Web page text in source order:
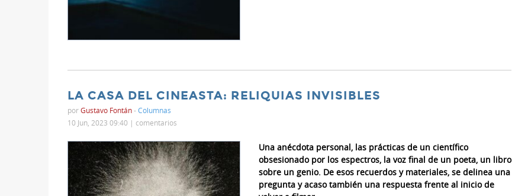
LA CASA DEL CINEASTA: RELIQUIAS INVISIBLES
porGustavo Fontán-Columnas
10 Jun, 2023 09:40 | comentarios
Una anécdota personal, las prácticas de un científico
obsesionado por los espectros, la voz final de un poeta, un libro
sobre un genio. De esos recuerdos y materiales, se delinea una
pregunta y acaso también una respuesta frente al inicio de